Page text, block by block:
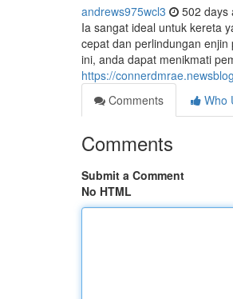
andrews975wcl3 502 days
Ia sangat ideal untuk kereta
cepat dan perlindungan
ini, anda dapat menikmati
https://
Comments
Who
Comments
Submit a Comment
No HTML